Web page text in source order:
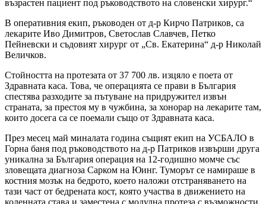
възрастен пациент под ръководството на словенски хирург.“
В оперативния екип, ръководен от д-р Кирчо Патриков, са
лекарите Иво Димитров, Светослав Славчев, Петко
Пейневски и съдовият хирург от „Св. Екатерина“ д-р Николай
Величков.
Стойността на протезата от 37 700 лв. изцяло е поета от
Здравната каса. Това, че операцията се прави в България
спестява разходите за пътуване на придружител извън
страната, за престоя му в чужбина, за хонорар на лекарите там,
които досега са се поемали също от Здравната каса.
През месец май миналата година същият екип на УСБАЛО в
Горна баня под ръководството на д-р Патриков извърши друга
уникална за България операция на 12-годишно момче със
зловещата диагноза Сарком на Юинг. Туморът се намираше в
костния мозък на бедрото, което наложи отстраняването на
тази част от бедрената кост, която участва в движението на